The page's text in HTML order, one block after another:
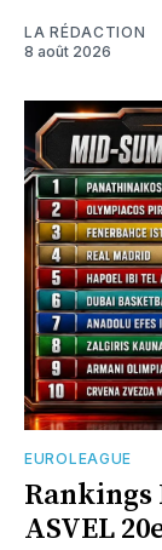
LA RÉDACTION
8 août 2026
EUROLEAGUE
Rankings
ASVEL